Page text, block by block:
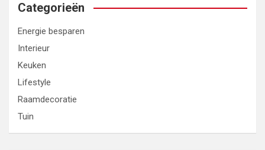
Categorieën
Energie besparen
Interieur
Keuken
Lifestyle
Raamdecoratie
Tuin